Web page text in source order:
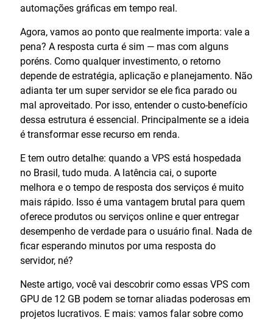
automações gráficas em tempo real.
Agora, vamos ao ponto que realmente importa: vale a
pena? A resposta curta é sim — mas com alguns
poréns. Como qualquer investimento, o retorno
depende de estratégia, aplicação e planejamento. Não
adianta ter um super servidor se ele fica parado ou
mal aproveitado. Por isso, entender o custo-benefício
dessa estrutura é essencial. Principalmente se a ideia
é transformar esse recurso em renda.
E tem outro detalhe: quando a VPS está hospedada
no Brasil, tudo muda. A latência cai, o suporte
melhora e o tempo de resposta dos serviços é muito
mais rápido. Isso é uma vantagem brutal para quem
oferece produtos ou serviços online e quer entregar
desempenho de verdade para o usuário final. Nada de
ficar esperando minutos por uma resposta do
servidor, né?
Neste artigo, você vai descobrir como essas VPS com
GPU de 12 GB podem se tornar aliadas poderosas em
projetos lucrativos. E mais: vamos falar sobre como